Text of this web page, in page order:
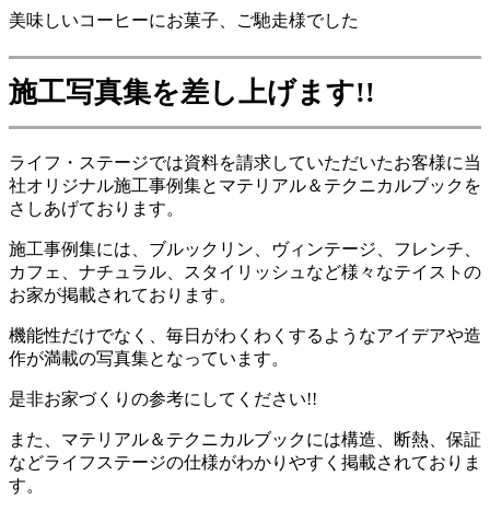
美味しいコーヒーにお菓子、ご馳走様でした
施工写真集を差し上げます!!
ライフ・ステージでは資料を請求していただいたお客様に当
社オリジナル施工事例集とマテリアル＆テクニカルブックを
さしあげております。
施工事例集には、ブルックリン、ヴィンテージ、フレンチ、
カフェ、ナチュラル、スタイリッシュなど様々なテイストの
お家が掲載されております。
機能性だけでなく、毎日がわくわくするようなアイデアや造
作が満載の写真集となっています。
是非お家づくりの参考にしてください!!
また、マテリアル＆テクニカルブックには構造、断熱、保証
などライフステージの仕様がわかりやすく掲載されておりま
す。